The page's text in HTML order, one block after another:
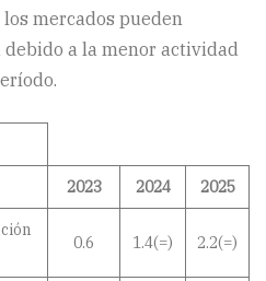
mercados pueden
a la menor actividad
2023 2024 2025
0.6 1.4(=) 2.2(=)